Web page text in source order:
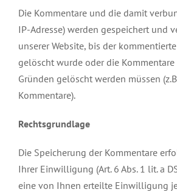
Die Kommentare und die damit
IP-Adresse) werden gespeichert und
unserer Website, bis der
gelöscht wurde oder die
Gründen gelöscht werden müssen
Kommentare).
Rechtsgrundlage
Die Speicherung der Kommentare
Ihrer Einwilligung (Art. 6 Abs. 1 lit. a
eine von Ihnen erteilte Einwilligung